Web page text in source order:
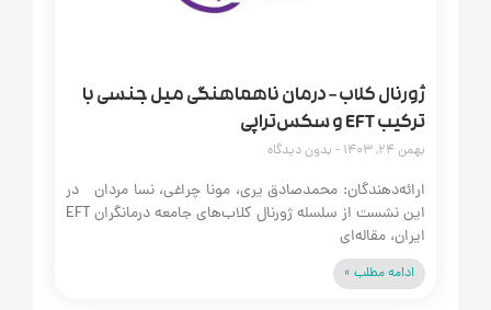
ژورنال کلاب – درمان ناهماهنگی میل جنسی با
ترکیب EFT و سکس‌تراپی
بدون دیدگاه
ارائه‌دهندگان: محمدصادق یری، مونا چراغی، نسا مردان در
این نشست از سلسله ژورنال کلاب‌های جامعه درمانگران EFT
ایران، مقاله‌ای
ادامه مطلب »